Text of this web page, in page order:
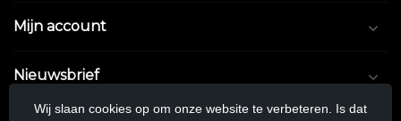
Mijn account
Nieuwsbrief
Wij slaan cookies op om onze website te verbeteren. Is dat